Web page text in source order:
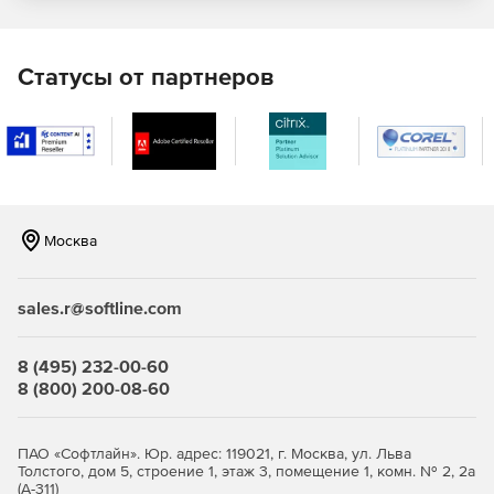
выбросы при кузнечных работах.
«Аккумуляторные работы 1.0»позволяет
рассчитывать выбросы при аккумуляторных работах.
«Полимерные материалы 1.0»
материалами.
установками.
Статусы от партнеров
Москва
sales.r@softline.com
8 (495) 232-00-60
8 (800) 200-08-60
ПАО «Софтлайн». Юр. адрес: 119021, г. Москва, ул. Льва
Толстого, дом 5, строение 1, этаж 3, помещение 1, комн. № 2, 2а
(А-311)